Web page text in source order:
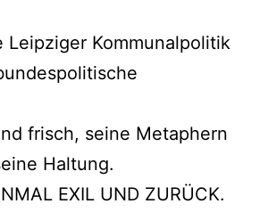
Leipziger Kommunalpolitik
frisch, seine Metaphern
Haltung.
EXIL UND ZURÜCK.